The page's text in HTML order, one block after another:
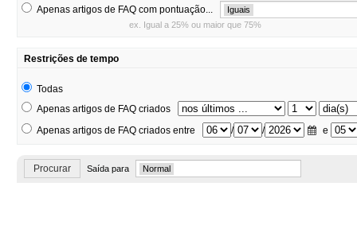
Apenas artigos de FAQ com pontuação...
Iguais
ex. Igual a 25% ou maior que 75%
Restrições de tempo
Todas
Apenas artigos de FAQ criados
Apenas artigos de FAQ criados entre
/ / e
Procurar Saída para Normal